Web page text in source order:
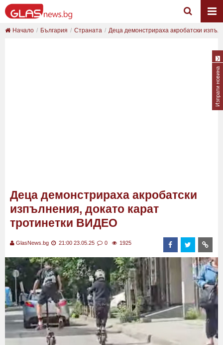
Начало България Страната Деца демонстрираха акробатски
Деца демонстрираха акробатски
изпълнения, докато карат
тротинетки ВИДЕО
GlasNews.bg 21:00 23.05.25 0 1925
Изпрати новина